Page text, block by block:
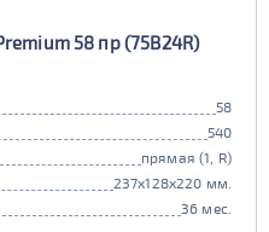
58 пр (75B24R)
58
540
прямая (1, R)
237x128x220 мм.
36 мес.